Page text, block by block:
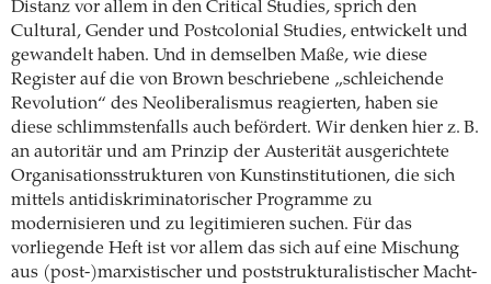
Distanz vor allem in den Critical Studies, sprich den
Cultural, Gender und Postcolonial Studies, entwickelt und
gewandelt haben. Und in demselben Maße, wie diese
Register auf die von Brown beschriebene „schleichende
Revolution“ des Neoliberalismus reagierten, haben sie
diese schlimmstenfalls auch befördert. Wir denken hier z. B.
an autoritär und am Prinzip der Austerität ausgerichtete
Organisationsstrukturen von Kunstinstitutionen, die sich
mittels antidiskriminatorischer Programme zu
modernisieren und zu legitimieren suchen. Für das
vorliegende Heft ist vor allem das sich auf eine Mischung
aus (post-)marxistischer und poststrukturalistischer Macht-